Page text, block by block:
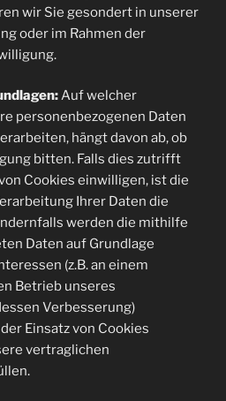
wir Sie gesondert in unserer
oder im Rahmen der
Auf welcher
personenbezogenen Daten
hängt davon ab, ob
bitten. Falls dies zutrifft
Cookies einwilligen, ist die
Ihrer Daten die
werden die mithilfe
Daten auf Grundlage
(z.B. an einem
Betrieb unseres
Verbesserung)
Einsatz von Cookies
vertraglichen